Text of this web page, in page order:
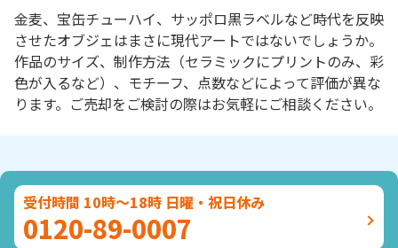
金麦、宝缶チューハイ、サッポロ黒ラベルなど時代を反映
させたオブジェはまさに現代アートではないでしょうか。
作品のサイズ、制作方法（セラミックにプリントのみ、彩
色が入るなど）、モチーフ、点数などによって評価が異な
ります。ご売却をご検討の際はお気軽にご相談ください。
受付時間 10時～18時 日曜・祝日休み
0120-89-0007